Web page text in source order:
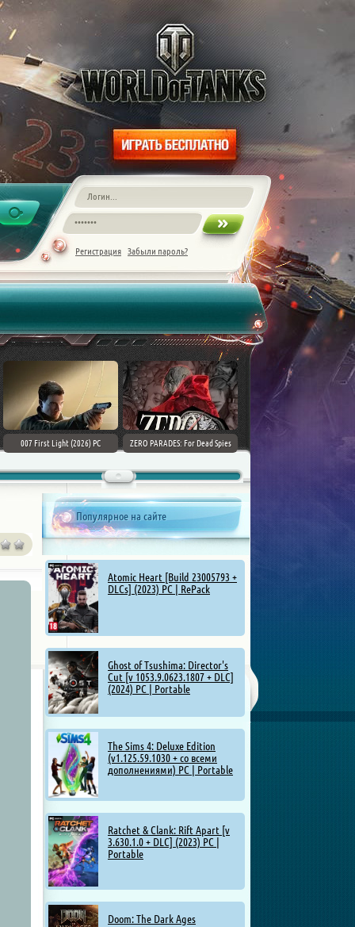
Регистрация Забыли пароль?
007 First Light (2026) PC
ZERO PARADES: For Dead Spies
Mount & Blade II: Bannerlord [v
Популярное на сайте
Atomic Heart [Build 23005793 +
DLCs] (2023) PC | RePack
Ghost of Tsushima: Director's
Cut [v 1053.9.0623.1807 + DLC]
(2024) PC | Portable
The Sims 4: Deluxe Edition
(v1.125.59.1030 + со всеми
дополнениями) PC | Portable
Ratchet & Clank: Rift Apart [v
3.630.1.0 + DLC] (2023) PC |
Portable
Doom: The Dark Ages